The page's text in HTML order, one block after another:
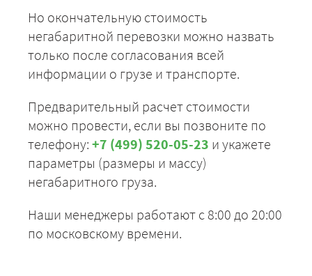
Но окончательную стоимость
негабаритной перевозки можно назвать
только после согласования всей
информации о грузе и транспорте.
Предварительный расчет стоимости
можно провести, если вы позвоните по
телефону: +7 (499) 520-05-23 и укажете
параметры (размеры и массу)
негабаритного груза.
Наши менеджеры работают с 8:00 до 20:00
по московскому времени.